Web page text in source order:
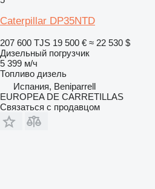
Caterpillar DP35NTD
207 600 TJS 19 500 € ≈ 22 530 $
Дизельный погрузчик
5 399 м/ч
Топливо дизель
Испания, Beniparrell
EUROPEA DE CARRETILLAS
Связаться с продавцом